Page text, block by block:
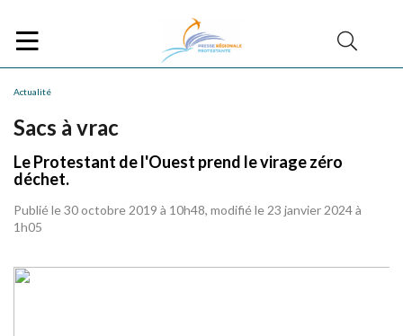
Actualité
Sacs à vrac
Le Protestant de l'Ouest prend le virage zéro
déchet.
Publié le 30 octobre 2019 à 10h48, modifié le 23 janvier 2024 à
1h05